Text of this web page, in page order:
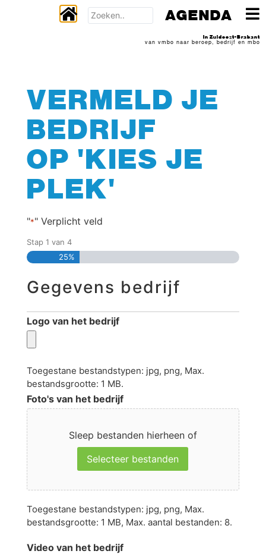
VERMELD JE
BEDRIJF
OP 'KIES JE
PLEK'
"*" Verplicht veld
Stap 1 van 4
25%
Gegevens bedrijf
Logo van het bedrijf
Toegestane bestandstypen: jpg, png, Max.
bestandsgrootte: 1 MB.
Foto's van het bedrijf
Sleep bestanden hierheen of
Selecteer bestanden
Toegestane bestandstypen: jpg, png, Max.
bestandsgrootte: 1 MB, Max. aantal bestanden: 8.
Video van het bedrijf
AGENDA
In Zuidoost-Brabant
van vmbo naar beroep, bedrijf en mbo